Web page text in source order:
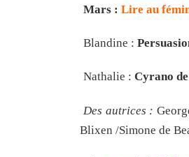
Mars : Lire au
Blandine :
Nathalie : Cyrano
Des autrices :
Blixen /Simone de